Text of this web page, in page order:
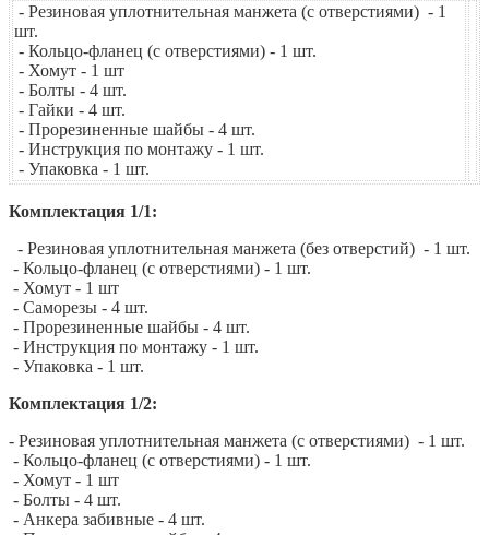
- Резиновая уплотнительная манжета (с отверстиями) - 1
шт.
- Кольцо-фланец (с отверстиями) - 1 шт.
- Хомут - 1 шт
- Болты - 4 шт.
- Гайки - 4 шт.
- Прорезиненные шайбы - 4 шт.
- Инструкция по монтажу - 1 шт.
- Упаковка - 1 шт.
Комплектация 1/1:
- Резиновая уплотнительная манжета (без отверстий) - 1 шт.
- Кольцо-фланец (с отверстиями) - 1 шт.
- Хомут - 1 шт
- Саморезы - 4 шт.
- Прорезиненные шайбы - 4 шт.
- Инструкция по монтажу - 1 шт.
- Упаковка - 1 шт.
Комплектация 1/2:
- Резиновая уплотнительная манжета (с отверстиями) - 1 шт.
- Кольцо-фланец (с отверстиями) - 1 шт.
- Хомут - 1 шт
- Болты - 4 шт.
- Анкера забивные - 4 шт.